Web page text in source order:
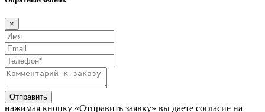
×
Отправить
нажимая кнопку «Отправить заявку» вы даете согласие на